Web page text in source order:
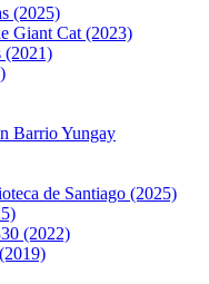
(2025)
Giant Cat (2023)
(2021)
Barrio Yungay
de Santiago (2025)
(2022)